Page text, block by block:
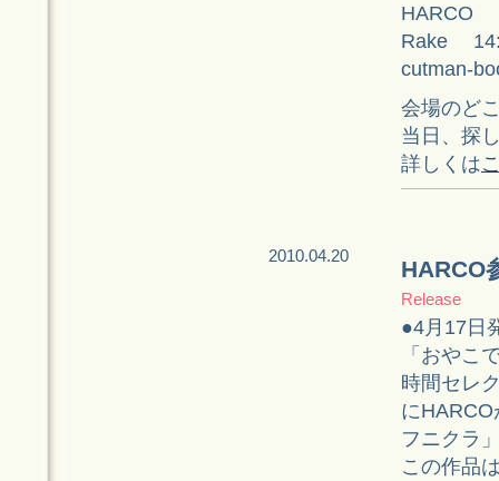
HARCO
Rake
cutman-
会場のど
当日、探
詳しくは
2010.04.20
HARCO
Release
●4月17日
「おやこ
時間セレ
に
フニクラ
この作品